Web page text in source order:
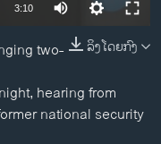
3:10
ລິງໂດຍກົງ
two-
hearing from
national security